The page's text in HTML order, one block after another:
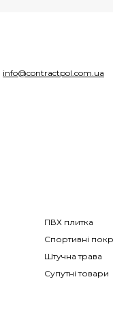
info@contractpol.com.ua
ПВХ плитка
Спортивні
Штучна трава
Супутні товари